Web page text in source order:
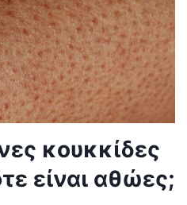
κουκκίδες
είναι αθώες;